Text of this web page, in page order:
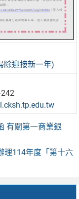
除迎接新一年)
有關第一商業銀
理114年度「第十六